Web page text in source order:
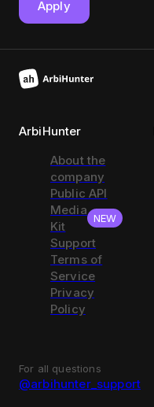
Apply
ArbiHunter
About the
company
Public API
Media
Kit
NEW
Support
Terms of
Service
Privacy
Policy
For all questions
@arbihunter_support